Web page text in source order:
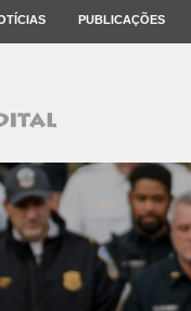
PUBLICAÇÕES